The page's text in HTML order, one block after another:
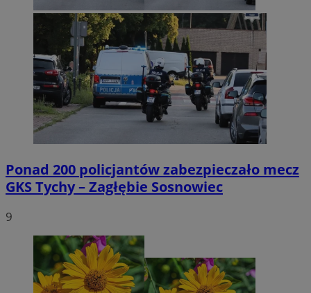
Ponad 200 policjantów zabezpieczało mecz
GKS Tychy – Zagłębie Sosnowiec
9